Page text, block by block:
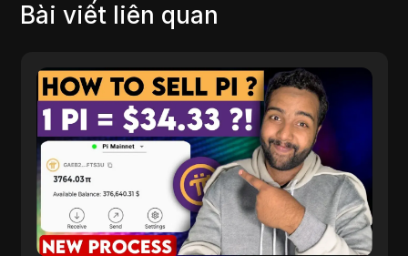
Bài viết liên quan